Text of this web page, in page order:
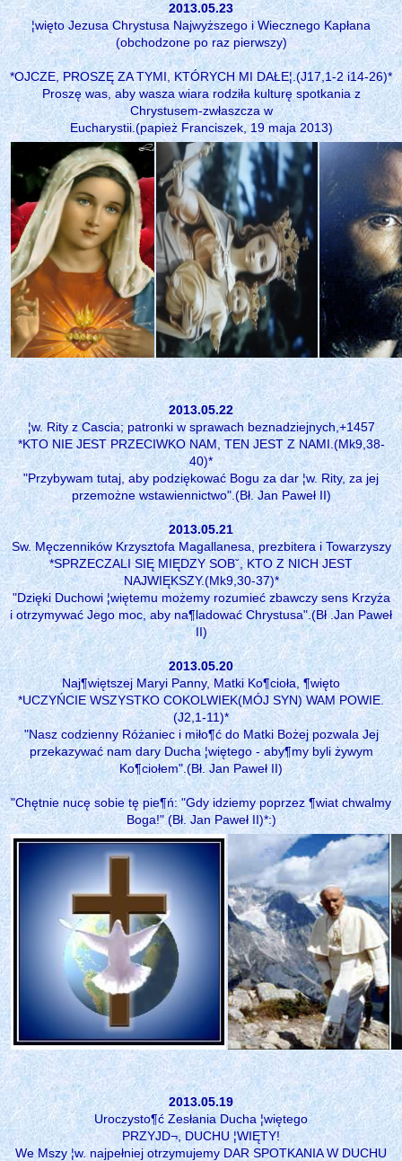
2013.05.23
¦więto Jezusa Chrystusa Najwyższego i Wiecznego Kapłana
(obchodzone po raz pierwszy)
*OJCZE, PROSZĘ ZA TYMI, KTÓRYCH MI DAŁE¦.(J17,1-2 i14-26)*
Proszę was, aby wasza wiara rodziła kulturę spotkania z
Chrystusem-zwłaszcza w
Eucharystii.(papież Franciszek, 19 maja 2013)
2013.05.22
¦w. Rity z Cascia; patronki w sprawach beznadziejnych,+1457
*KTO NIE JEST PRZECIWKO NAM, TEN JEST Z NAMI.(Mk9,38-
40)*
"Przybywam tutaj, aby podziękować Bogu za dar ¦w. Rity, za jej
przemożne wstawiennictwo".(Bł. Jan Paweł II)
2013.05.21
Sw. Męczenników Krzysztofa Magallanesa, prezbitera i Towarzyszy
*SPRZECZALI SIĘ MIĘDZY SOBˇ, KTO Z NICH JEST
NAJWIĘKSZY.(Mk9,30-37)*
"Dzięki Duchowi ¦więtemu możemy rozumieć zbawczy sens Krzyża
i otrzymywać Jego moc, aby na¶ladować Chrystusa".(Bł .Jan Paweł
II)
2013.05.20
Naj¶więtszej Maryi Panny, Matki Ko¶cioła, ¶więto
*UCZYŃCIE WSZYSTKO COKOLWIEK(MÓJ SYN) WAM POWIE.
(J2,1-11)*
"Nasz codzienny Różaniec i miło¶ć do Matki Bożej pozwala Jej
przekazywać nam dary Ducha ¦więtego - aby¶my byli żywym
Ko¶ciołem".(Bł. Jan Paweł II)
"Chętnie nucę sobie tę pie¶ń: "Gdy idziemy poprzez ¶wiat chwalmy
Boga!" (Bł. Jan Paweł II)*:)
2013.05.19
Uroczysto¶ć Zesłania Ducha ¦więtego
PRZYJD¬, DUCHU ¦WIĘTY!
We Mszy ¦w. najpełniej otrzymujemy DAR SPOTKANIA W DUCHU